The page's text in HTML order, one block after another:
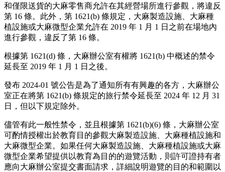
和僅限送貨的大麻零售商允許在其經營場所進行參觀，將違反
第 16 條。此外，第 1621(b) 條規定，大麻製造設施、大麻種
植設施或大麻微型企業允許在 2019 年 1 月 1 日之前在場地內
進行參觀，違反了第 16 條。
根據第 1621(d) 條，大麻辦公室有權將 1621(b) 中概述的禁令
延長至 2019 年 1 月 1 日之後。
發布 2024-01 號公告是為了通知所有有興趣的各方，大麻辦公
室正在將第 1621(b) 條規定的旅行禁令延長至 2024 年 12 月 31
日，但以下規定除外。
儘管有此一般性禁令，並且根據第 1621(b)(6) 條，大麻辦公室
可酌情授權出於教育目的參觀大麻製造設施、大麻種植設施和
大麻微型企業。如果任何大麻製造設施、大麻種植設施或大麻
微型企業希望提供以教育為目的的遊覽活動，則許可證持有者
應向大麻辦公室提交書面請求，詳細說明遊覽的目的和範圍以